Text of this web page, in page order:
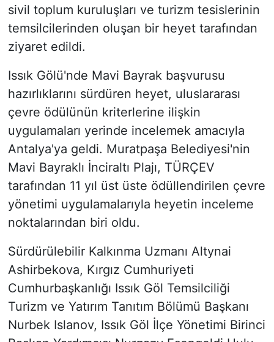
sivil toplum kuruluşları ve turizm tesislerinin
temsilcilerinden oluşan bir heyet tarafından
ziyaret edildi.
Issık Gölü'nde Mavi Bayrak başvurusu
hazırlıklarını sürdüren heyet, uluslararası
çevre ödülünün kriterlerine ilişkin
uygulamaları yerinde incelemek amacıyla
Antalya'ya geldi. Muratpaşa Belediyesi'nin
Mavi Bayraklı İnciraltı Plajı, TÜRÇEV
tarafından 11 yıl üst üste ödüllendirilen çevre
yönetimi uygulamalarıyla heyetin inceleme
noktalarından biri oldu.
Sürdürülebilir Kalkınma Uzmanı Altynai
Ashirbekova, Kırgız Cumhuriyeti
Cumhurbaşkanlığı Issık Göl Temsilciliği
Turizm ve Yatırım Tanıtım Bölümü Başkanı
Nurbek Islanov, Issık Göl İlçe Yönetimi Birinci